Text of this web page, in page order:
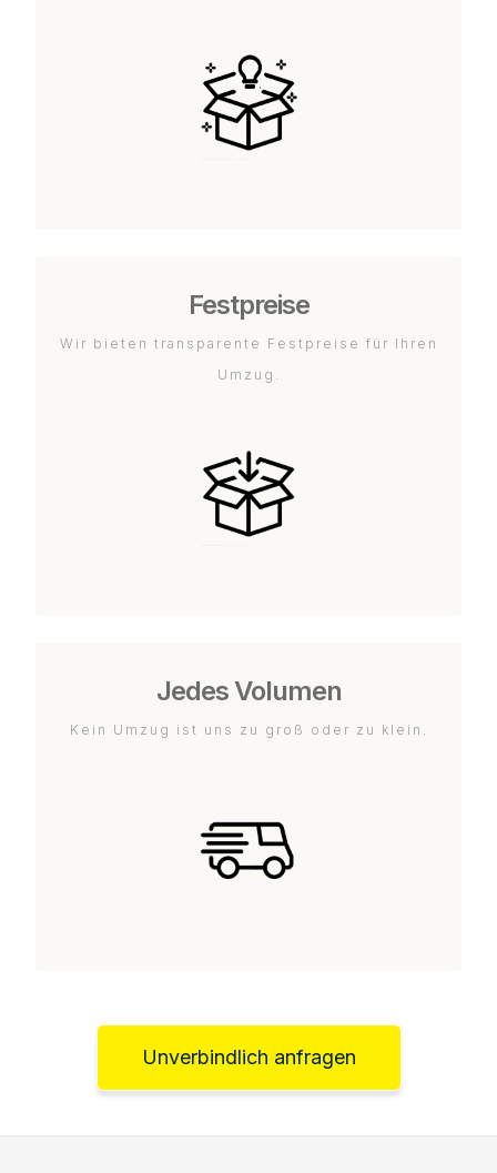
Festpreise
Wir bieten transparente Festpreise für Ihren
Umzug.
Jedes Volumen
Kein Umzug ist uns zu groß oder zu klein.
Unverbindlich anfragen